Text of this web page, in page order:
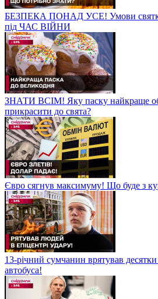
БЕЗПЕКА ПОНАД УСЕ! Умови
під ЧАС ВІЙНИ
ЗНАТИ ВСІМ! Яку паску найкраще
прикрасити до свята?
Євро сягнув максимуму! Що буде з
13-річний сумчанин врятував
автобуса!